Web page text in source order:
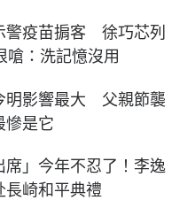
警疫苗掮客 徐巧芯列
嗆：洗記憶沒用
明影響最大 父親節襲
慘是它
席」今年不忍了！李逸
長崎和平典禮